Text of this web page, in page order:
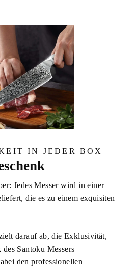
IN JEDER BOX
Jedes Messer wird in einer
die es zu einem exquisiten
darauf ab, die Exklusivität,
Santoku Messers
den professionellen